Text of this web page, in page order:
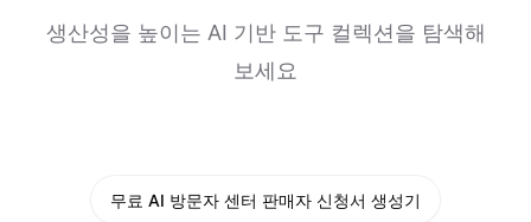
생산성을 높이는 AI 기반 도구 컬렉션을 탐색해
보세요
무료 AI 방문자 센터 판매자 신청서 생성기